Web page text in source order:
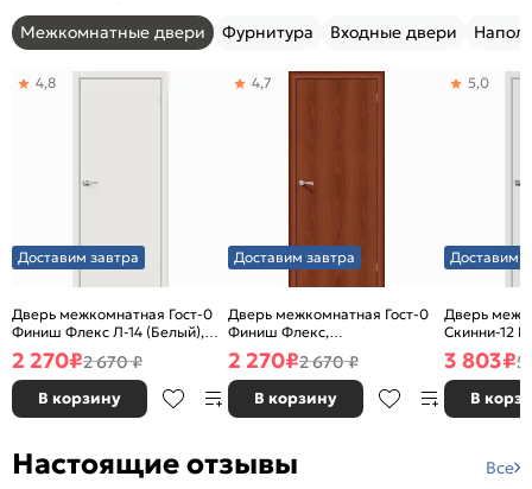
Межкомнатные двери Фурнитура Входные двери
Доставим завтра
Дверь межкомнатная Гост-0
Финиш Флекс Л-14 (Белый),
глухая, каркасно-щитовая
4,8
2 270₽2 670 ₽
В корзину
Доставим завтра
Дверь межкомнатная Гост-0
Финиш Флекс,
Ламинированные Л-11
(ИталОрех), глухая, каркасно-
щитовая
4,7
2 270₽2 670 ₽
В корзину
Доставим
Дверь
Скинни-12
глухая,
5,0
3 803₽5
В
Настоящие отзывы Все